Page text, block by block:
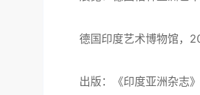
德国印度艺术博物馆，
出版：《印度亚洲杂志》